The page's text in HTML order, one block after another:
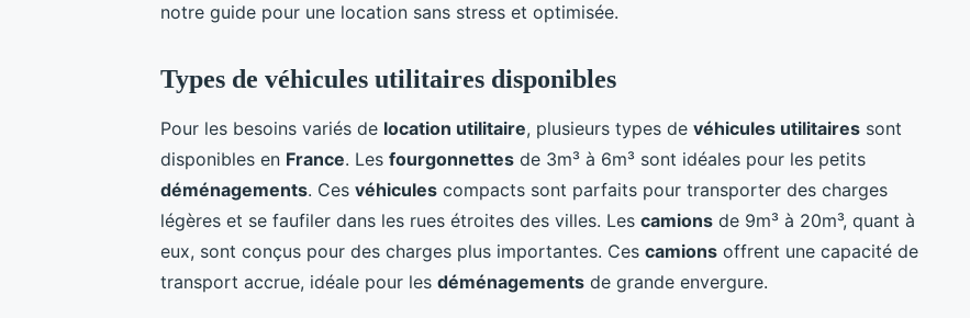
notre guide pour une location sans stress et optimisée.
Types de véhicules utilitaires disponibles
Pour les besoins variés de location utilitaire, plusieurs types de véhicules utilitaires sont
disponibles en France. Les fourgonnettes de 3m³ à 6m³ sont idéales pour les petits
déménagements. Ces véhicules compacts sont parfaits pour transporter des charges
légères et se faufiler dans les rues étroites des villes. Les camions de 9m³ à 20m³, quant à
eux, sont conçus pour des charges plus importantes. Ces camions offrent une capacité de
transport accrue, idéale pour les déménagements de grande envergure.